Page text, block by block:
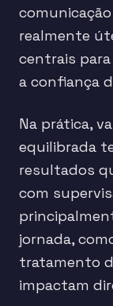
realmente
centrais
a confiança
Na prática,
equilibrada
resultados
com
jornada,
tratamento
impactam